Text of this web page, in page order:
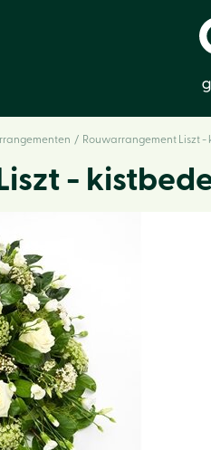
Rouwarrangement Liszt -
-